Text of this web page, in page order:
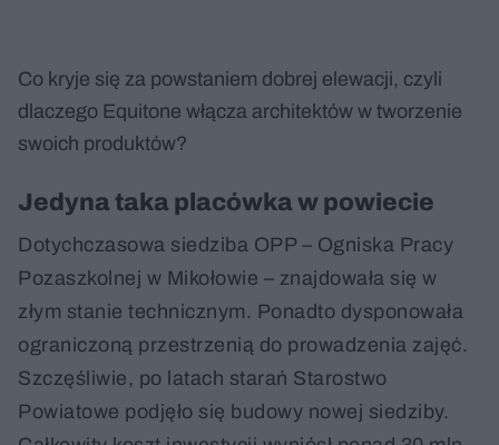
Co kryje się za powstaniem dobrej elewacji, czyli
dlaczego Equitone włącza architektów w tworzenie
swoich produktów?
Jedyna taka placówka w powiecie
Dotychczasowa siedziba OPP – Ogniska Pracy
Pozaszkolnej w Mikołowie – znajdowała się w
złym stanie technicznym. Ponadto dysponowała
ograniczoną przestrzenią do prowadzenia zajęć.
Szczęśliwie, po latach starań Starostwo
Powiatowe podjęło się budowy nowej siedziby.